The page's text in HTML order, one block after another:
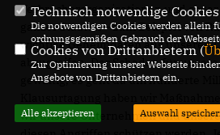
Verbrecherorganisationen und sogar
ganzer Staaten – zum Beispiel von
wichtige Geheimdaten aus unseren
abzugreifen. Der Schaden für
gewaltig, es geht da um hunderte
wir unsere Unternehmen und
Technisch notwendige
Die notwendigen Cookies werden allein
ordnungsgemäßen Gebrauch der
Cookies von Drittanbietern (
Zur Optimierung unserer Webseite
Angebote von Drittanbietern ein.
Alle akzeptieren Auswahl